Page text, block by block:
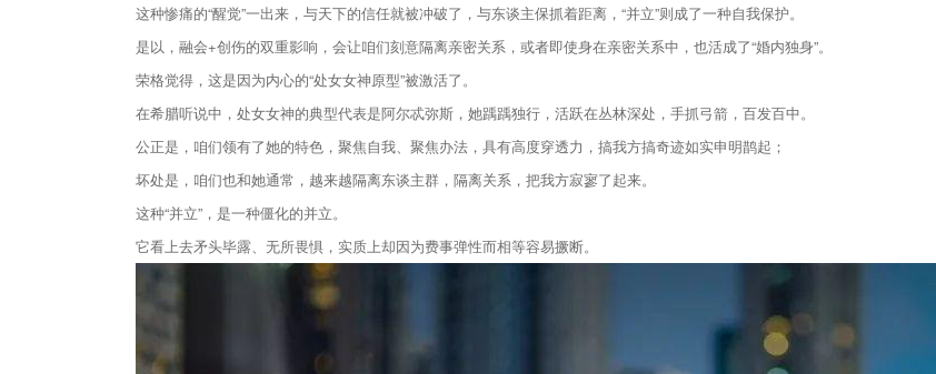
这种惨痛的“醒觉”一出来，与天下的信任就被冲破了，与东谈主保抓着距离，“并立”则成了一种自我保护。
是以，融会+创伤的双重影响，会让咱们刻意隔离亲密关系，或者即使身在亲密关系中，也活成了“婚内独身”。
荣格觉得，这是因为内心的“处女女神原型”被激活了。
在希腊听说中，处女女神的典型代表是阿尔忒弥斯，她踽踽独行，活跃在丛林深处，手抓弓箭，百发百中。
公正是，咱们领有了她的特色，聚焦自我、聚焦办法，具有高度穿透力，搞我方搞奇迹如实申明鹊起；
坏处是，咱们也和她通常，越来越隔离东谈主群，隔离关系，把我方寂寥了起来。
这种“并立”，是一种僵化的并立。
它看上去矛头毕露、无所畏惧，实质上却因为费事弹性而相等容易撅断。